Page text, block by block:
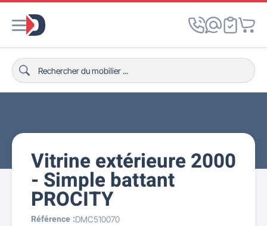
Vitrine extérieure 2000
- Simple battant
PROCITY
Référence :DMC510070